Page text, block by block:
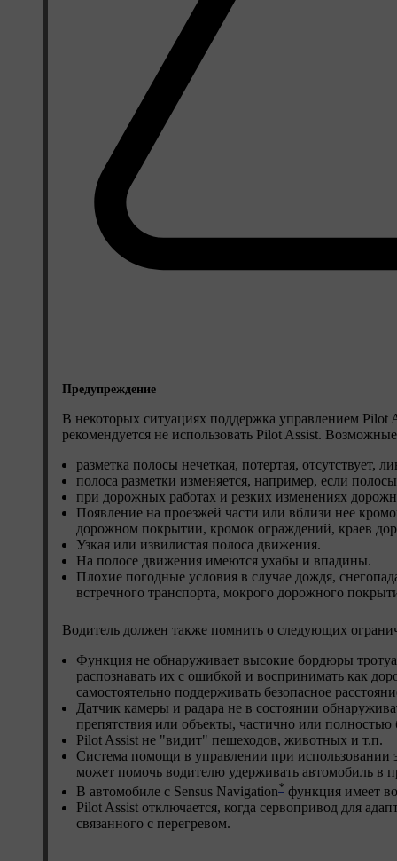
Предупреждение
В некоторых ситуациях поддержка управлением Pilot
рекомендуется не использовать Pilot Assist.
разметка полосы нечеткая, потертая, отсутствует,
полоса разметки изменяется, например, если
при дорожных работах и резких изменениях
Появление на проезжей части или вблизи нее
дорожном покрытии, кромок ограждений, краев
Узкая или извилистая полоса движения.
На полосе движения имеются ухабы и впадины.
Плохие погодные условия в случае дождя,
встречного транспорта, мокрого дорожного
Водитель должен также помнить о следующих
Функция не обнаруживает высокие бордюры
распознавать их с ошибкой и воспринимать как
самостоятельно поддерживать безопасное
Датчик камеры и радара не в состоянии
препятствия или объекты, частично или
Pilot Assist не "видит" пешеходов, животных и т.п.
Система помощи в управлении при использовании
может помочь водителю удерживать автомобиль в
В автомобиле с Sensus Navigation* функция имеет
Pilot Assist отключается, когда сервопривод для
связанного с перегревом.